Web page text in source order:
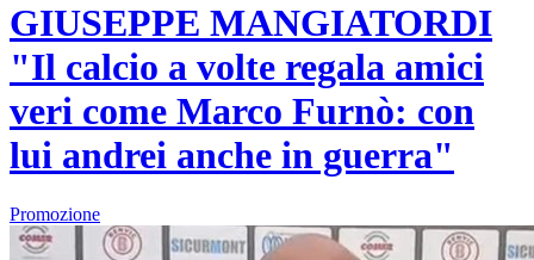
GIUSEPPE MANGIATORDI
"Il calcio a volte regala amici
veri come Marco Furnò: con
lui andrei anche in guerra"
Promozione